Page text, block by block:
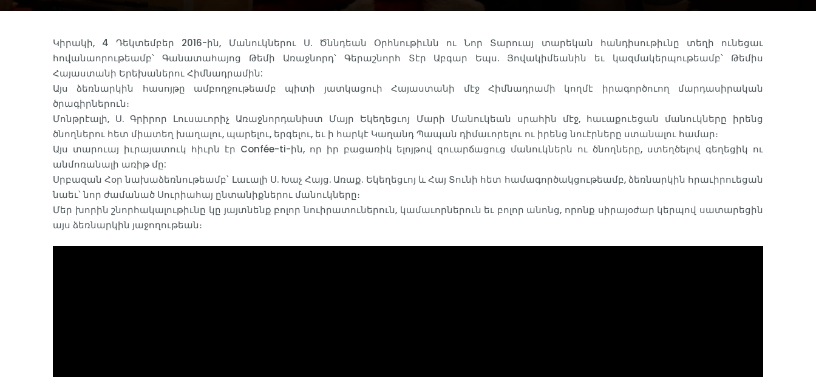
Կիրակի, 4 Դեկտեմբեր 2016-ին, Մանուկներու Ս. Ծննդեան Օրհնութիւնն ու Նոր Տարուայ տարեկան հանդիսութիւնը տեղի ունեցաւ
հովանաորութեամբ՝ Գանատահայոց Թեմի Առաջնորդ՝ Գերաշնորհ Տէր Աբգար Եպս. Յովակիմեանին եւ կազմակերպութեամբ՝ Թեմիս
Հայաստանի Երեխաներու Հիմնադրամին:
Այս ձեռնարկին հասոյթը ամբողջութեամբ պիտի յատկացուի Հայաստանի մէջ Հիմնադրամի կողմէ իրագործուող մարդասիրական
ծրագիրներուն։
Մոնթրէալի, Ս. Գրիրոր Լուսաւորիչ Առաջնորդանիստ Մայր Եկեղեցւոյ Մարի Մանուկեան սրահին մէջ, հաւաքուեցան մանուկները իրենց
ծնողներու հետ միատեղ խաղալու, պարելու, երգելու, եւ ի հարկէ Կաղանդ Պապան դիմաւորելու ու իրենց նուէրները ստանալու համար։
Այս տարուայ իւրայատուկ հիւրն էր Confée-ti-ին, որ իր բացառիկ ելոյթով զուարճացուց մանուկներն ու ծնողները, ստեղծելով գեղեցիկ ու
անմոռանալի առիթ մը:
Սրբազան Հօր նախաձեռնութեամբ՝ Լաւալի Ս. Խաչ Հայց. Առաք. Եկեղեցւոյ և Հայ Տունի հետ համագործակցութեամբ, ձեռնարկին հրաւիրուեցան
նաեւ՝ նոր ժամանած Սուրիահայ ընտանիքներու մանուկները։
Մեր խորին շնորհակալութիւնը կը յայտնենք բոլոր նուիրատուներուն, կամաւորներուն եւ բոլոր անոնց, որոնք սիրայօժար կերպով սատարեցին
այս ձեռնարկին յաջողութեան։